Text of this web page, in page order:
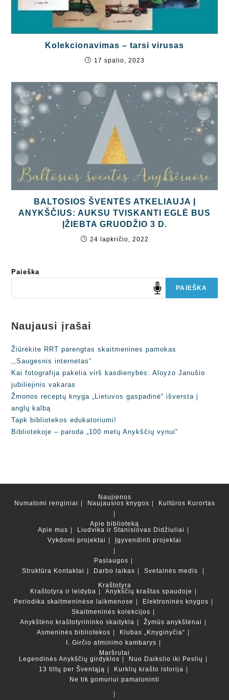
Kolekcionavimas – tarsi virusas
17 spalio, 2023
BALTOSIOS ŠVENTĖS ATKELIAUJA Į
ANYKŠČIUS: AUKSU TVISKANTI EGLĖ BUS
ĮŽIEBTA GRUODŽIO 3 D.
24 lapkričio, 2022
Paieška
PAIEŠKA
Naujausi įrašai
Žiūrėkite RRT parengtas skaitmenines pamokas
,,Saugesnis internetas“
Kai fotografija pakelia virš kasdienybės: Aloyzo Janušio
jubiliejinis vakaras
Žmonos receptų knyga „Lietuvos gaspadinė“ išversta į
anglų kalbą
Tapk bibliotekos edukatoriumi!
Bibliotekoje – paroda „100 metų Anykščių vynui“
Naujienos
Numatomi renginiai
Naujausios knygos Kultūros Kurortas
Apie biblioteką
Apie mus
Liudvika ir Stanislovas Didžiuliai
Vykdomi projektai
Įgyvendinti projektai
Paslaugos
Struktūra Kontaktai Darbo laikas
Svetainės medis
Kraštotyra
Kraštotyra ir leidyba
Anykščių kraštas spaudoje
Periodika skaitmeninėse laikmenose
Elektroninės knygos
Skaitmeninės kolekcijos
Anykštėno kraštotyrininko skaitykla
Žymūs anykštėnai
Asmeninės bibliotekos
Klubas „Knyginyčia“
I. Girčio atminimo kambarys
Maršrutai
Legendinės Anykščių girdyklos
Nuo Daikslio iki Peslių
13 tiltų per Šventąją
Kurklių krašto istorija
Ne tik gomuriui pamaloninti